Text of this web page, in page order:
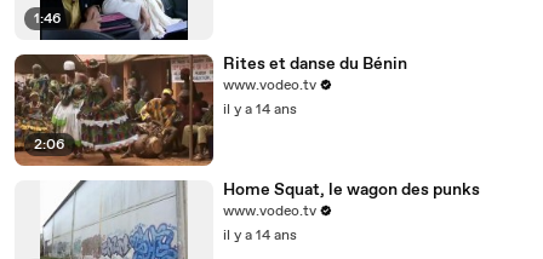
1:46
2:06
Rites et danse du Bénin
www.vodeo.tv
il y a 14 ans
Home Squat, le wagon des punks
www.vodeo.tv
il y a 14 ans